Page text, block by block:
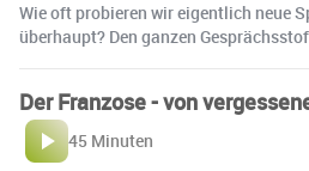
Wie oft probieren wir eigentlich neue
überhaupt? Den ganzen
Der Franzose - von
45 Minuten